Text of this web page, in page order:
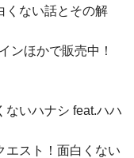
くない話とその解
ンほかで販売中！
いハナシ feat.ハハ
エスト！面白くない